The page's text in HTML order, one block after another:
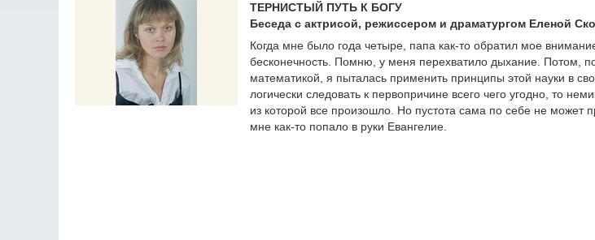
ТЕРНИСТЫЙ ПУТЬ К БОГУ
Беседа с актрисой, режиссером и драматургом Еленой
Когда мне было года четыре, папа как-то обратил мое
бесконечность. Помню, у меня перехватило дыхание. Потом,
математикой, я пыталась применить принципы этой науки в
логически следовать к первопричине всего чего угодно, то
из которой все произошло. Но пустота сама по себе не может
мне как-то попало в руки Евангелие.